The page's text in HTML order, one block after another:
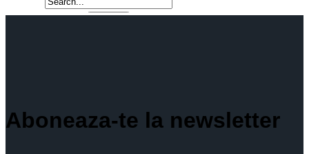
Aboneaza-te la newsletter